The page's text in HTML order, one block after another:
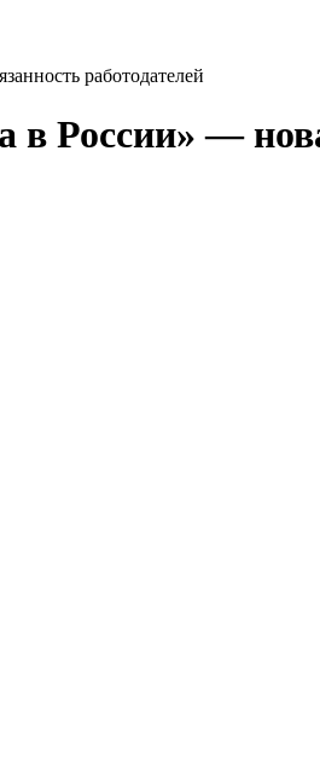
работодателей
в России» —